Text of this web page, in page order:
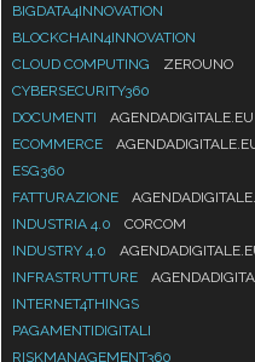
BIGDATA4INNOVATION
BLOCKCHAIN4INNOVATION
CLOUD COMPUTING
ZEROUNO
CYBERSECURITY360
DOCUMENTI
AGENDADIGITALE.EU
ECOMMERCE
ESG360
FATTURAZIONE
INDUSTRIA 4.0
CORCOM
INDUSTRY 4.0
INFRASTRUTTURE
INTERNET4THINGS
PAGAMENTIDIGITALI
RISKMANAGEMENT360